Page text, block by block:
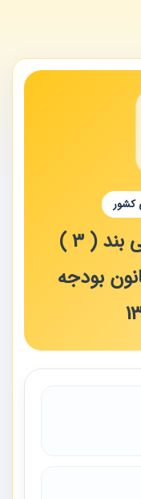
کشور
تنفیذ آئین نامه اجرائی بند ( 3 )
ب تبصره 21 قانون بودجه